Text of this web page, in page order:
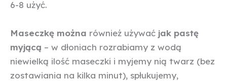
6-8 użyć.
Maseczkę można również używać jak pastę
myjącą – w dłoniach rozrabiamy z wodą
niewielką ilość maseczki i myjemy nią twarz (bez
zostawiania na kilka minut), spłukujemy,